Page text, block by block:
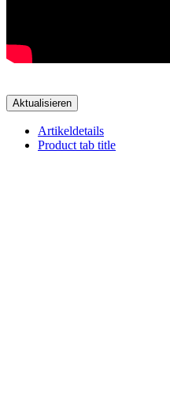
Artikeldetails
Product tab title